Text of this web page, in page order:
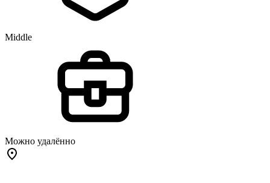
Middle
Можно удалённо